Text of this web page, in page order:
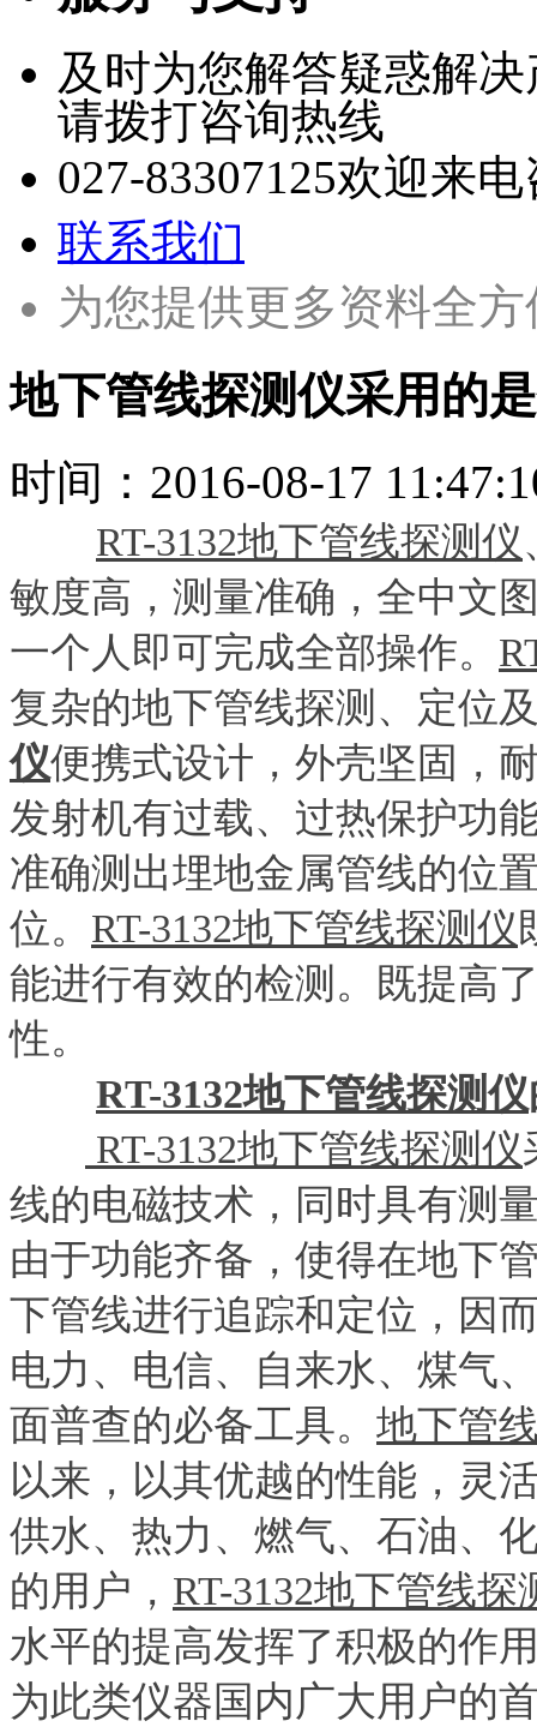
及时为您解答疑惑解
请拨打咨询热线
027-83307125欢迎来电
联系我们
为您提供更多资料全
地下管线探测仪采用的
时间： 2016-08-17
RT-3132地下管线探测仪
敏度高，测量准确，全中文
一个人即可完成全部操作。
复杂的地下管线探测、定位
仪便携式设计，外壳坚固，
发射机有过载、过热保护功
准确测出埋地金属管线的位
位。 RT-3132地下管线探测仪
能进行有效的检测。既提高
性。
RT-3132地下管线探测仪
RT-3132地下管线探测仪
线的电磁技术，同时具有测
由于功能齐备，使得在地下
下管线进行追踪和定位，因
电力、电信、自来水、煤气
面普查的必备工具。 地下管
以来，以其优越的性能，灵
供水、热力、燃气、石油、
的用户， RT-3132地下管线探
水平的提高发挥了积极的作
为此类仪器国内广大用户的